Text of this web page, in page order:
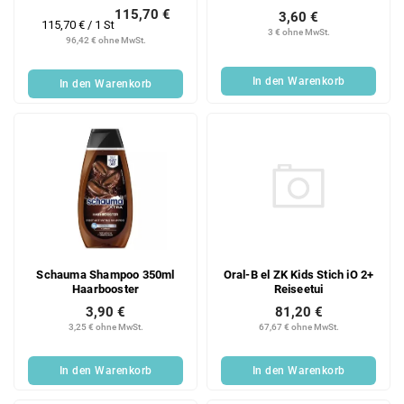
96,42 € ohne MwSt.
115,70 €
Verkaufspreis:
115,70 € / 1 St
In den Warenkorb
3 € ohne MwSt.
3,60 €
In den Warenkorb
Schauma Shampoo 350ml
Haarbooster
3,25 € ohne MwSt.
3,90 €
In den Warenkorb
Oral-B el ZK Kids Stich iO 2+
Reiseetui
67,67 € ohne MwSt.
81,20 €
In den Warenkorb